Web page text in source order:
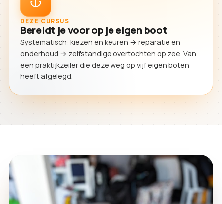
DEZE CURSUS
Bereidt je voor op je eigen boot
Systematisch: kiezen en keuren → reparatie en
onderhoud → zelfstandige overtochten op zee. Van
een praktijkzeiler die deze weg op vijf eigen boten
heeft afgelegd.